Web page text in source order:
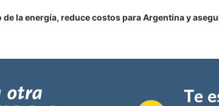
la energía, reduce costos para Argentina y